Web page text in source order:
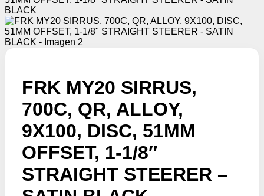
FRK MY20 SIRRUS,
700C, QR, ALLOY,
9X100, DISC, 51MM
OFFSET, 1-1/8″
STRAIGHT STEERER –